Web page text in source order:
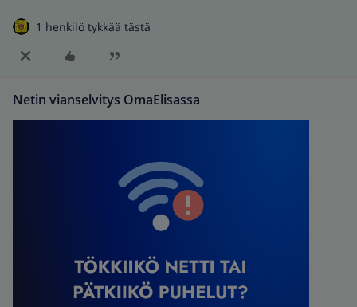
1 henkilö tykkää tästä
Netin vianselvitys OmaElisassa